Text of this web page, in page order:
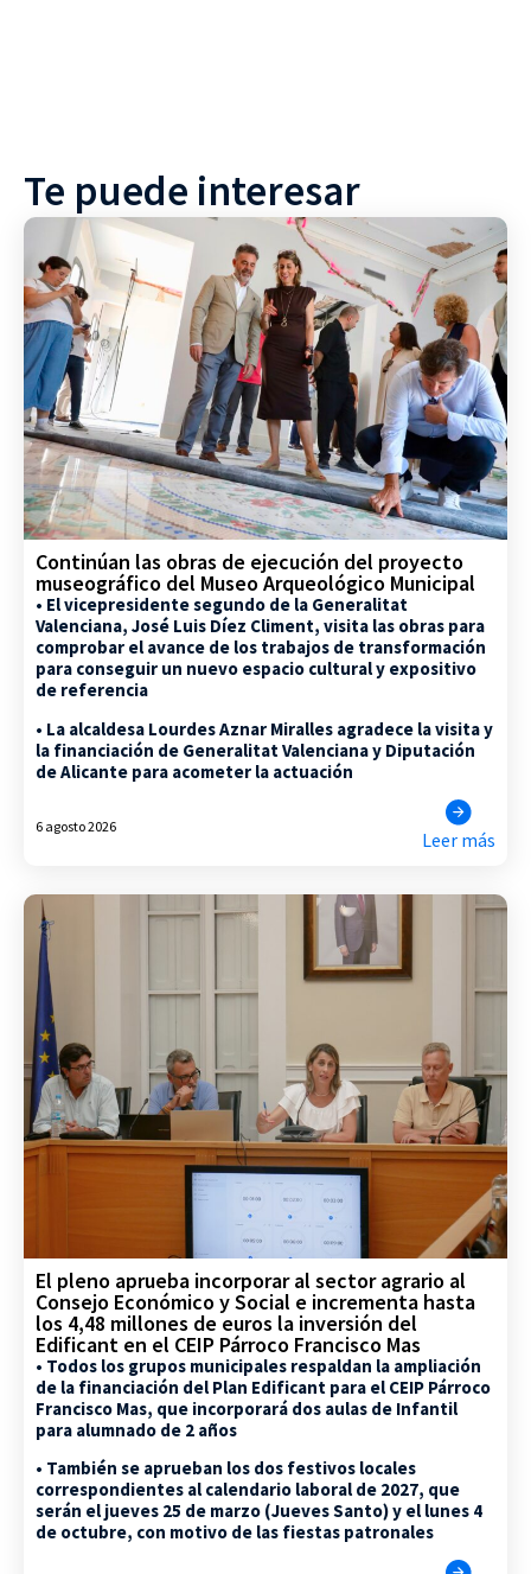
Te puede interesar
Continúan las obras de ejecución del proyecto
museográfico del Museo Arqueológico Municipal
• El vicepresidente segundo de la Generalitat
Valenciana, José Luis Díez Climent, visita las obras para
comprobar el avance de los trabajos de transformación
para conseguir un nuevo espacio cultural y expositivo
de referencia
• La alcaldesa Lourdes Aznar Miralles agradece la visita y
la financiación de Generalitat Valenciana y Diputación
de Alicante para acometer la actuación
6 agosto 2026
Leer más
El pleno aprueba incorporar al sector agrario al
Consejo Económico y Social e incrementa hasta
los 4,48 millones de euros la inversión del
Edificant en el CEIP Párroco Francisco Mas
• Todos los grupos municipales respaldan la ampliación
de la financiación del Plan Edificant para el CEIP Párroco
Francisco Mas, que incorporará dos aulas de Infantil
para alumnado de 2 años
• También se aprueban los dos festivos locales
correspondientes al calendario laboral de 2027, que
serán el jueves 25 de marzo (Jueves Santo) y el lunes 4
de octubre, con motivo de las fiestas patronales